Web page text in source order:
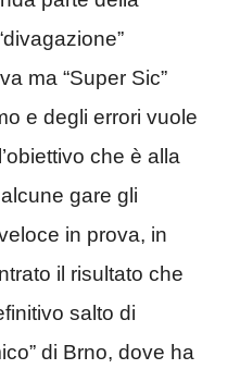
ma “Super Sic”
e degli errori vuole
che è alla
gare gli
in prova, in
il risultato che
salto di
di Brno, dove ha